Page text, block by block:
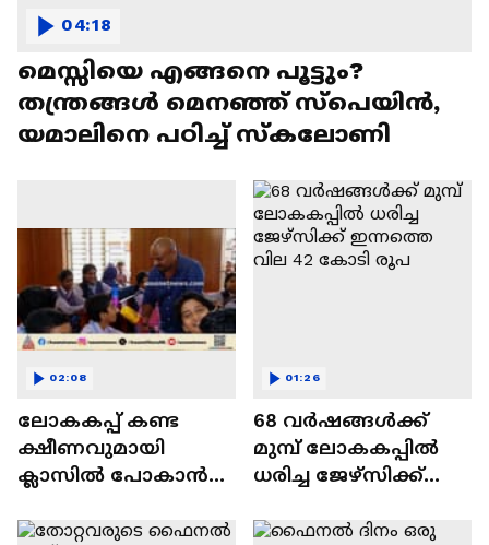
മെസ്സിയെ എങ്ങനെ പൂട്ടും?
തന്ത്രങ്ങൾ മെനഞ്ഞ് സ്പെയിൻ,
യമാലിനെ പഠിച്ച് സ്കലോണി
04:18
ലോകകപ്പ് കണ്ട
ക്ഷീണവുമായി
ക്ലാസിൽ പോകാൻ
മുഖ്യമന്ത്രിക്ക്
02:08
68 വർഷങ്ങൾക്ക്
മുമ്പ് ലോകകപ്പിൽ
ധരിച്ച ജേഴ്സിക്ക്
കോടി രൂപ
01:26